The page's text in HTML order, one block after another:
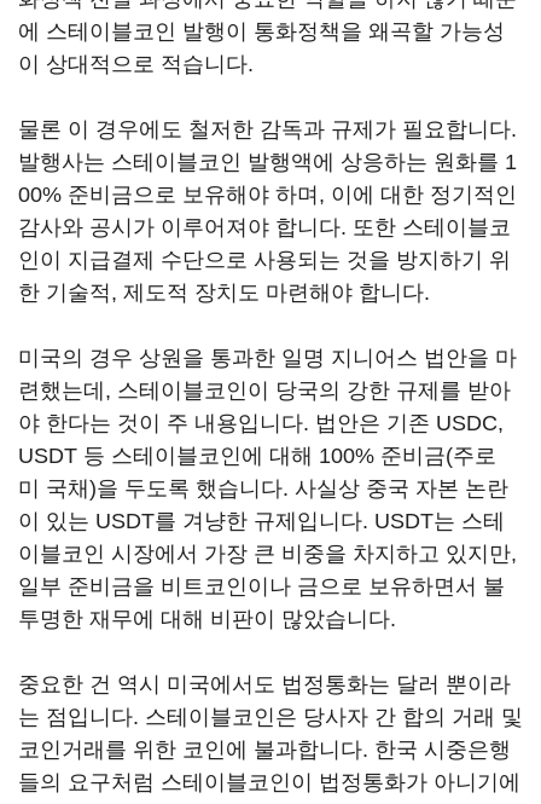
에 스테이블코인 발행이 통화정책을 왜곡할 가능성
이 상대적으로 적습니다.
물론 이 경우에도 철저한 감독과 규제가 필요합니다.
발행사는 스테이블코인 발행액에 상응하는 원화를 1
00% 준비금으로 보유해야 하며, 이에 대한 정기적인
감사와 공시가 이루어져야 합니다. 또한 스테이블코
인이 지급결제 수단으로 사용되는 것을 방지하기 위
한 기술적, 제도적 장치도 마련해야 합니다.
미국의 경우 상원을 통과한 일명 지니어스 법안을 마
련했는데, 스테이블코인이 당국의 강한 규제를 받아
야 한다는 것이 주 내용입니다. 법안은 기존 USDC,
USDT 등 스테이블코인에 대해 100% 준비금(주로
미 국채)을 두도록 했습니다. 사실상 중국 자본 논란
이 있는 USDT를 겨냥한 규제입니다. USDT는 스테
이블코인 시장에서 가장 큰 비중을 차지하고 있지만,
일부 준비금을 비트코인이나 금으로 보유하면서 불
투명한 재무에 대해 비판이 많았습니다.
중요한 건 역시 미국에서도 법정통화는 달러 뿐이라
는 점입니다. 스테이블코인은 당사자 간 합의 거래 및
코인거래를 위한 코인에 불과합니다. 한국 시중은행
들의 요구처럼 스테이블코인이 법정통화가 아니기에